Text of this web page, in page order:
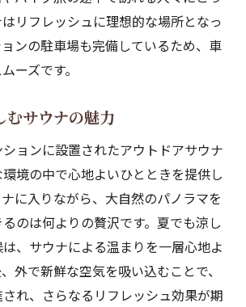
リフレッシュに理想的な場所となっ
ンの駐車場も完備しているため、車
ーズです。
むサウナの魅力
ョンに設置されたアウトドアサウナ
境の中で心地よいひとときを提供し
に入りながら、大自然のパノラマを
のは何よりの贅沢です。夏でも涼し
、サウナによる温まりを一層心地よ
外で新鮮な空気を吸い込むことで、
れ、さらなるリフレッシュ効果が期